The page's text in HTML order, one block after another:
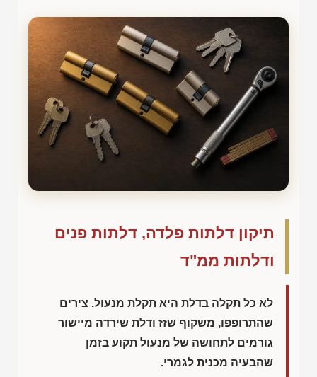
תיקון דלתות פלדה, דלתות פנים
ודלתות ממ"ד
לא כל תקלה בדלת היא תקלת מנעול. צירים
שהתרופפו, משקוף שזז ודלת שירדה מיישור
גורמים לתחושה של מנעול תקוע בזמן
שהבעיה מכנית לגמרי.